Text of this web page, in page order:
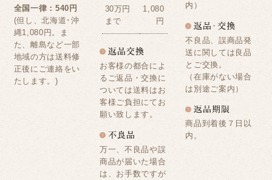
全国一律：540円
(但し、北海道･沖
縄1,080円。ま
た、離島など一部
地域の方は送料修
正後にご連絡をい
たします。)
30万円
まで
1,080
円
お客様の都合によ
るご返品・交換に
ついては送料はお
客様ご負担にてお
願い致します。
万一、不良品や誤
商品が届いた場合
は、お手数ですが
内）
不良品、誤商品発
送に関しては良品
とご交換。
（在庫がない場合
は別途ご案内）
商品到着後７日以
内。